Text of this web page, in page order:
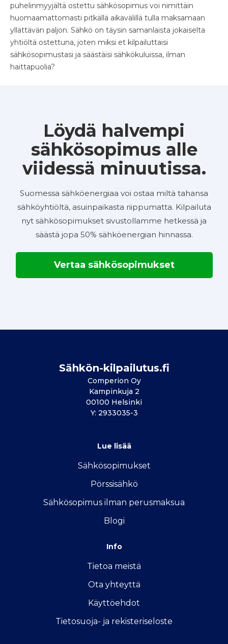
puhelinmyyjältä ostettu sähkösopimus voi nimittäin
huomaamattomasti pitkällä aikavälillä tulla maksamaan
yllättävän paljon. Sähkö on täysin samanlaista jokaiselta
yhtiöltä ostettuna, joten miksi et kilpailuttaisi
sähkösopimustasi ja säästäisi sähkökuluissa, ilman
haittapuolia?
Löydä halvempi
sähkösopimus alle
viidessä minuutissa.
Suomessa sähköenergiaa voi ostaa miltä tahansa
sähköyhtiöltä, asuinpaikasta riippumatta. Kilpailuta
nyt sähkösopimukset sivustollamme hetkessä ja
säästä jopa 50% sähköenergian hinnassa.
Vertaa sähkösopimukset
Sähkön-kilpailutus.fi
Comperion Oy
Kampinkuja 2
00100 Helsinki
Y: 2933035-3
Lue lisää
Sähkösopimukset
Pörssisähkö
Sähkösopimus ilman perusmaksua
Blogi
Info
Tietoa meistä
Ota yhteyttä
Käyttöehdot
Tietosuoja- ja rekisteriseloste